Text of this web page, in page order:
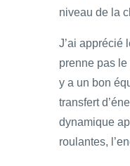
niveau de la
J’ai apprécié
prenne pas le
y a un bon
transfert
dynamique
roulantes,